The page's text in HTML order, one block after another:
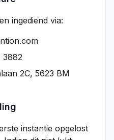
ingediend via:
3882
2C, 5623 BM
instantie opgelost